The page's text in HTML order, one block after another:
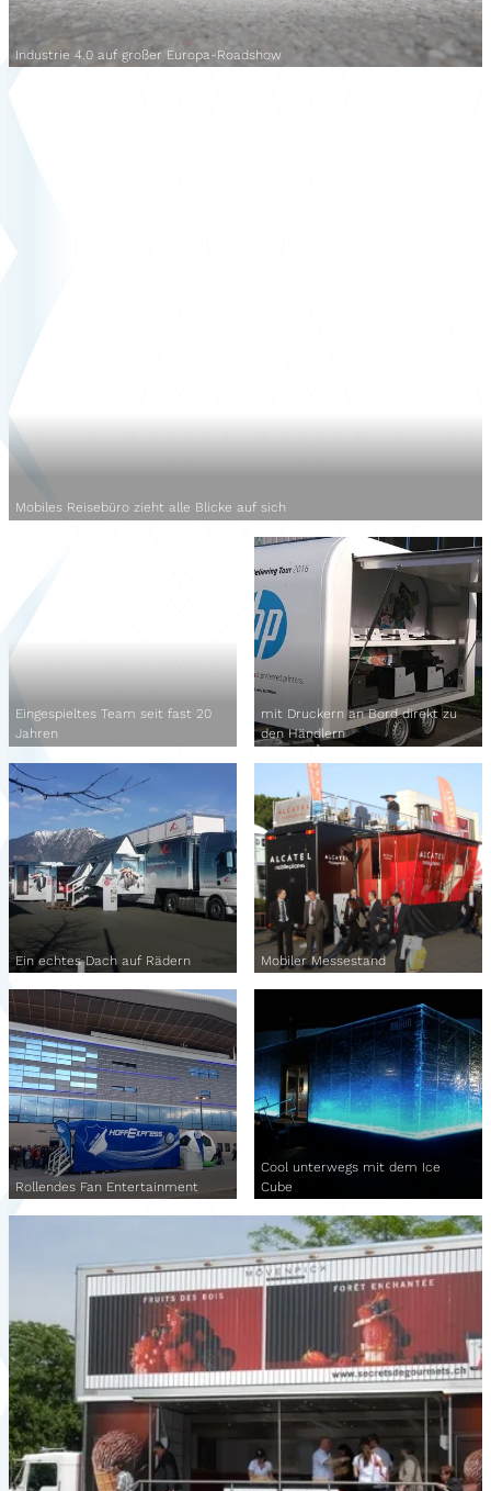
Industrie 4.0 auf großer Europa-Roadshow
Mobiles Reisebüro zieht alle Blicke auf sich
Eingespieltes Team seit fast 20
Jahren
mit Druckern an Bord direkt zu
den Händlern
Ein echtes Dach auf Rädern Mobiler Messestand
Rollendes Fan Entertainment
Cool unterwegs mit dem Ice
Cube